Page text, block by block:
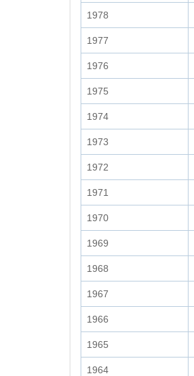
1978
1977
1976
1975
1974
1973
1972
1971
1970
1969
1968
1967
1966
1965
1964